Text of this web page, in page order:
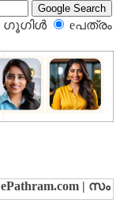
ഗൂഗിള്‍ eപത്രം‍